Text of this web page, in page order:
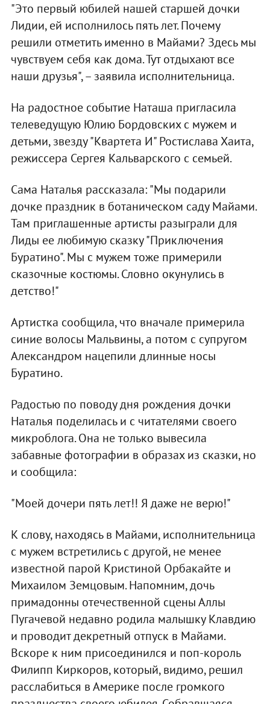
"Это первый юбилей нашей старшей дочки
Лидии, ей исполнилось пять лет. Почему
решили отметить именно в Майами? Здесь мы
чувствуем себя как дома. Тут отдыхают все
наши друзья", – заявила исполнительница.
На радостное событие Наташа пригласила
телеведущую Юлию Бордовских с мужем и
детьми, звезду "Квартета И" Ростислава Хаита,
режиссера Сергея Кальварского с семьей.
Сама Наталья рассказала: "Мы подарили
дочке праздник в ботаническом саду Майами.
Там приглашенные артисты разыграли для
Лиды ее любимую сказку "Приключения
Буратино". Мы с мужем тоже примерили
сказочные костюмы. Словно окунулись в
детство!"
Артистка сообщила, что вначале примерила
синие волосы Мальвины, а потом с супругом
Александром нацепили длинные носы
Буратино.
Радостью по поводу дня рождения дочки
Наталья поделилась и с читателями своего
микроблога. Она не только вывесила
забавные фотографии в образах из сказки, но
и сообщила:
"Моей дочери пять лет!! Я даже не верю!"
К слову, находясь в Майами, исполнительница
с мужем встретились с другой, не менее
известной парой Кристиной Орбакайте и
Михаилом Земцовым. Напомним, дочь
примадонны отечественной сцены Аллы
Пугачевой недавно родила малышку Клавдию
и проводит декретный отпуск в Майами.
Вскоре к ним присоединился и поп-король
Филипп Киркоров, который, видимо, решил
расслабиться в Америке после громкого